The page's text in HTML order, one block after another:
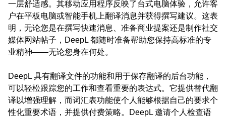
一层舒适感。其移动应用程序反映了台式电脑体验，允许客
户在平板电脑或智能手机上翻译消息并获得撰写建议。这表
明，无论您是在撰写快速消息、准备商业提案还是制作社交
媒体网站帖子，DeepL 都随时准备帮助您保持高标准的专
业精神——无论您身在何处。
DeepL 具有翻译文件的功能和用于保存翻译的后台功能，
可以轻松跟踪您的工作和查看重要的表达式。它提供替代翻
译以增强理解，而词汇表功能使个人能够根据自己的要求个
性化重要术语，并提供付费策略。DeepL 邀请个人检查语